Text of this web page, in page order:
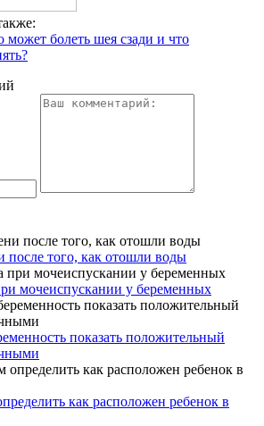
может болеть шея сзади и что
после того, как отошли воды
мочеиспускании у беременных
показать положительный
как расположен ребенок в